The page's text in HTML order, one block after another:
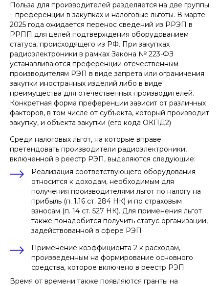
Польза для производителей разделяется на две группы
– преференции в закупках и налоговые льготы. В марте
2025 года ожидается перенос сведений из РРЭП в
РРПП для целей подтверждения оборудованием
статуса, происходящего из РФ. При закупках
радиоэлектроники в рамках Закона № 223-ФЗ
устанавливаются преференции отечественным
производителям РЭП в виде запрета или ограничения
закупки иностранных изделий либо в виде
преимущества для отечественных производителей.
Конкретная форма преференции зависит от различных
факторов, в том числе от субъекта, который производит
закупку, и объекта закупки (его кода ОКПД2)
Среди налоговых льгот, на которые вправе
претендовать производители радиоэлектроники,
включенной в реестр РЭП, выделяются следующие:
Реализация соответствующего оборудования
относится к доходам, необходимым для
получения производителями льгот по налогу на
прибыль (п. 1.16 ст. 284 НК) и по страховым
взносам (п. 14 ст. 527 НК). Для применения льгот
также понадобится получить статус организации,
задействованной в сфере РЭП
Применение коэффициента 2 к расходам,
произведенным на формирование основного
средства, которое включено в реестр РЭП
Время от времени также появляются гранты на
Олег Дульский
старший юрист практики цифрового
права и руководитель блока
взаимодействия с Министерством
цифрового развития
Опубликовано:
25.03.2025